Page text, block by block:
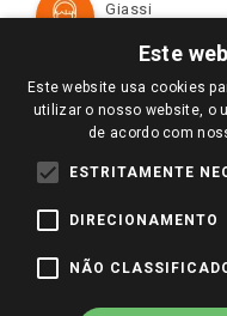
Televendas
Notícias
Perguntas frequentes
Identidade Visual
Trocas e Devoluções
Giassi
Redes Sociais
Pagamento e
Este
Este website usa cookies
utilizar o nosso website, o
de acordo com
ESTRITAMENTE
DIRECIONAMENTO
NÃO